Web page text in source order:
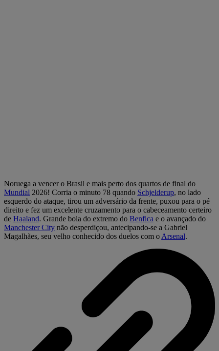
Noruega a vencer o Brasil e mais perto dos quartos de final do
Mundial 2026! Corria o minuto 78 quando Schjelderup, no lado
esquerdo do ataque, tirou um adversário da frente, puxou para o pé
direito e fez um excelente cruzamento para o cabeceamento certeiro
de Haaland. Grande bola do extremo do Benfica e o avançado do
Manchester City não desperdiçou, antecipando-se a Gabriel
Magalhães, seu velho conhecido dos duelos com o Arsenal.